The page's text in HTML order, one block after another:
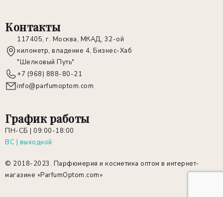
Контакты
117405, г. Москва, МКАД, 32-ой
километр, владение 4, Бизнес-Хаб
"Шелковый Путь"
+7 (968) 888-80-21
info@parfumoptom.com
График работы
ПН-СБ | 09:00-18:00
ВС | выходной
© 2018-2023. Парфюмерия и косметика оптом в интернет-
магазине «ParfumOptom.com»